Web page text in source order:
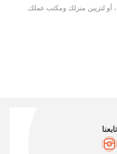
أو لتزيين منزلك ومكتب عملك.
تابعنا